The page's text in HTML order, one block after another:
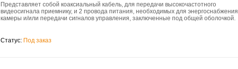
Представляет собой коаксиальный кабель, для передачи высокочастотного
видеосигнала приемнику, и 2 провода питания, необходимых для энергоснабжения
камеры и/или передачи сигналов управления, заключенные под общей оболочкой.
Статус: Под заказ